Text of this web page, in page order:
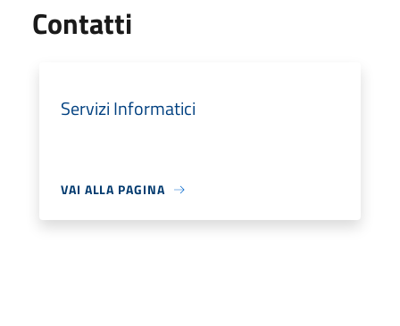
Contatti
Servizi Informatici
VAI ALLA PAGINA